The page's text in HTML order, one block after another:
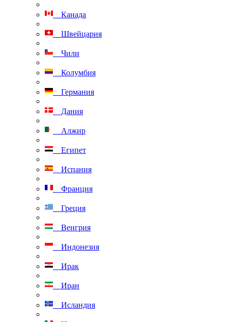
Канада
Швейцария
Чили
Колумбия
Германия
Дания
Алжир
Египет
Испания
Франция
Греция
Венгрия
Индонезия
Ирак
Иран
Исландия